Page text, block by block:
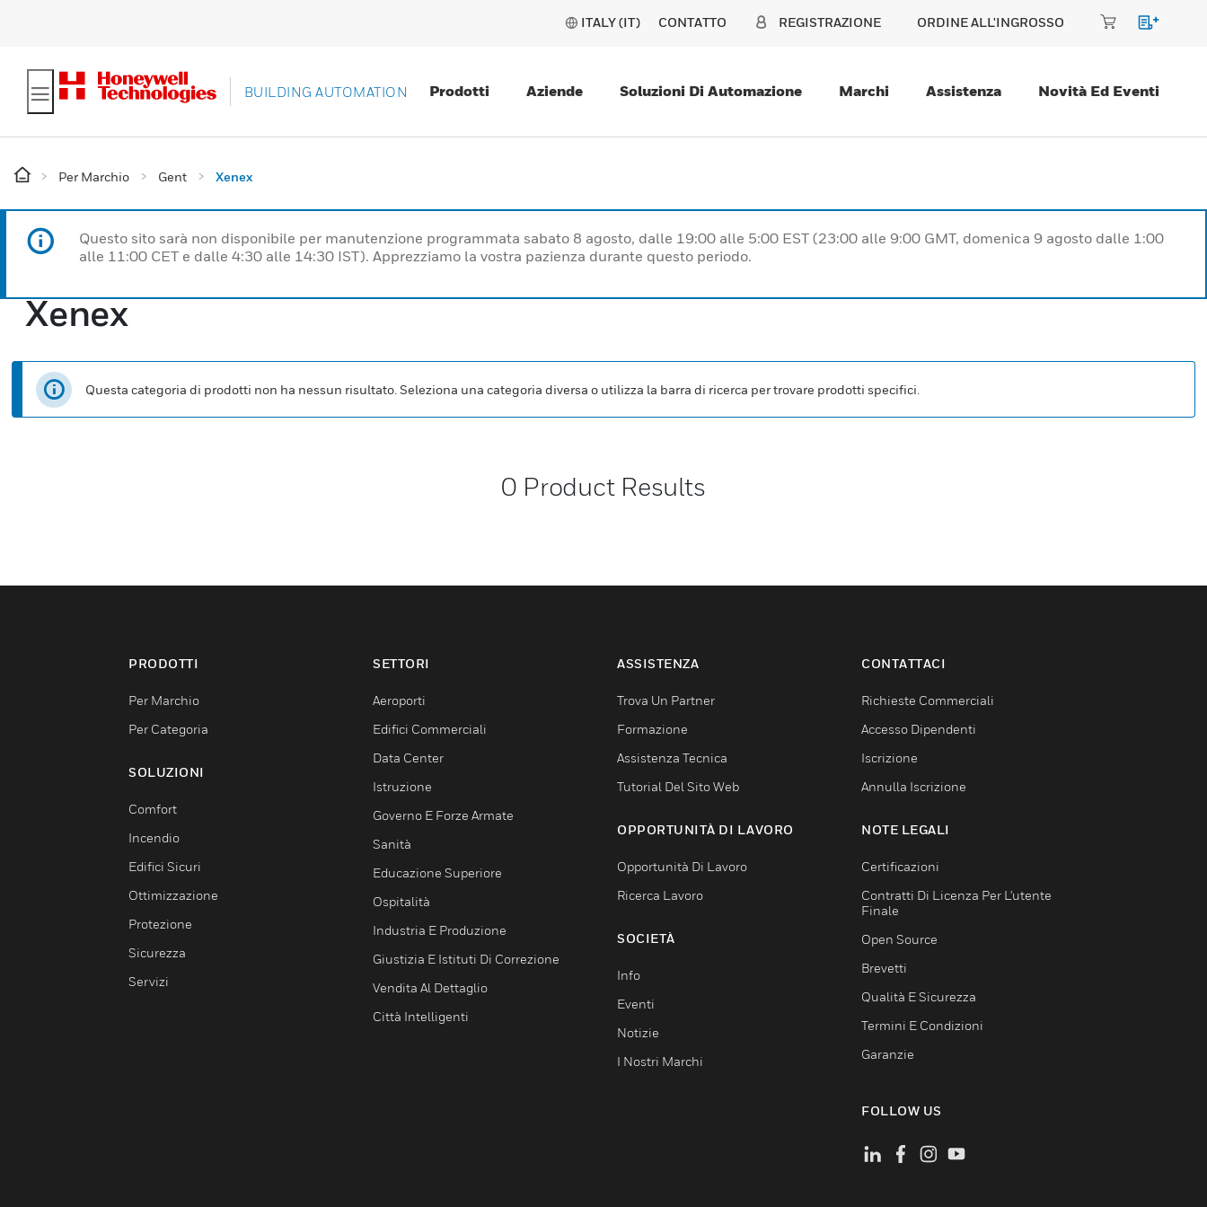
ITALY (IT) CONTATTO REGISTRAZIONE ORDINE ALL'INGROSSO
BUILDING AUTOMATION Prodotti Aziende Soluzioni Di Automazione Marchi Assistenza Novità Ed Eventi
Per Marchio Gent Xenex
Questo sito sarà non disponibile per manutenzione programmata sabato 8 agosto, dalle 19:00 alle 5:00 EST (23:00 alle 9:00 GMT, domenica 9 agosto dalle 1:00
alle 11:00 CET e dalle 4:30 alle 14:30 IST). Apprezziamo la vostra pazienza durante questo periodo.
Xenex
Questa categoria di prodotti non ha nessun risultato. Seleziona una categoria diversa o utilizza la barra di ricerca per trovare prodotti specifici.
0 Product Results
PRODOTTI
Per Marchio
Per Categoria
SOLUZIONI
Comfort
Incendio
Edifici Sicuri
Ottimizzazione
Protezione
Sicurezza
Servizi
SETTORI
Aeroporti
Edifici Commerciali
Data Center
Istruzione
Governo E Forze Armate
Sanità
Educazione Superiore
Ospitalità
Industria E Produzione
Giustizia E Istituti Di Correzione
Vendita Al Dettaglio
Città Intelligenti
ASSISTENZA
Trova Un Partner
Formazione
Assistenza Tecnica
Tutorial Del Sito Web
OPPORTUNITÀ DI LAVORO
Opportunità Di Lavoro
Ricerca Lavoro
SOCIETÀ
Info
Eventi
Notizie
I Nostri Marchi
CONTATTACI
Richieste Commerciali
Accesso Dipendenti
Iscrizione
Annulla Iscrizione
NOTE LEGALI
Certificazioni
Contratti Di Licenza Per L'utente
Finale
Open Source
Brevetti
Qualità E Sicurezza
Termini E Condizioni
Garanzie
FOLLOW US